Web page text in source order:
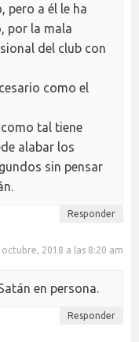
pero a él le ha
por la mala
del club con
como el
como tal tiene
alabar los
sin pensar
Responder
octubre, 2018 a las 8:20 am
en persona.
Responder